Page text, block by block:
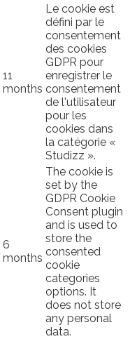
11
months
Le cookie est
défini par le
consentement
des cookies
GDPR pour
enregistrer le
consentement
de l'utilisateur
pour les
cookies dans
la catégorie «
Studizz ».
6
months
The cookie is
set by the
GDPR Cookie
Consent plugin
and is used to
store the
consented
cookie
categories
options. It
does not store
any personal
data.